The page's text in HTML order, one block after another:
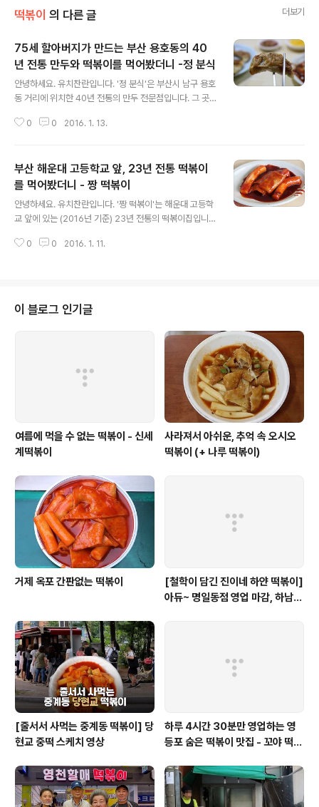
떡볶이 의 다른 글 더보기
75세 할아버지가 만드는 부산 용호동의 40
년 전통 만두와 떡볶이를 먹어봤더니 -정 분식
안녕하세요. 유치찬란입니다. '정 분식'은 부산시 남구 용호
동 거리에 위치한 40년 전통의 만두 전문점입니다. 그 곳
다. 2015년 12월 11일 방문하다. 산동네가 보이는 용호동
0 0 2016. 1. 13.
부산 해운대 고등학교 앞, 23년 전통 떡볶이
를 먹어봤더니 - 짱 떡볶이
안녕하세요. 유치찬란입니다. '짱 떡볶이'는 해운대 고등학
교 앞에 있는 (2016넌 기준) 23년 전통의 떡볶이집입니
라 할 정도로 해운대 명물 떡볶이라 하는데요. 그곳 떡볶이
0 0 2016. 1. 11.
이 블로그 인기글
여름에 먹을 수 없는 떡볶이 - 신세
계떡볶이
사라져서 아쉬운, 추억 속 오시오
떡볶이 (+ 나루 떡볶이)
거제 옥포 간판없는 떡볶이
[철학이 담긴 진이네 하얀 떡볶이]
아듀~ 명일동점 영업 마감, 하남
[줄서서 사먹는 중계동 떡볶이] 당
현교 중떡 스케치 영상
하루 4시간 30분만 영업하는 영
등포 숨은 떡볶이 맛집 - 꼬야 떡볶